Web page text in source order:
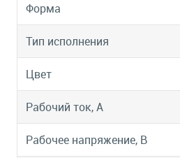
Форма
Тип исполнения
Цвет
Рабочий ток, А
Рабочее напряжение, В